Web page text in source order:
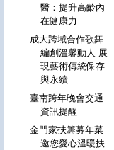
醫：提升高齡內
在健康力
成大跨域合作歌舞
編創溫馨動人 展
現藝術傳統保存
與永續
臺南跨年晚會交通
資訊提醒
金門家扶籌募年菜
邀您愛心溫暖扶